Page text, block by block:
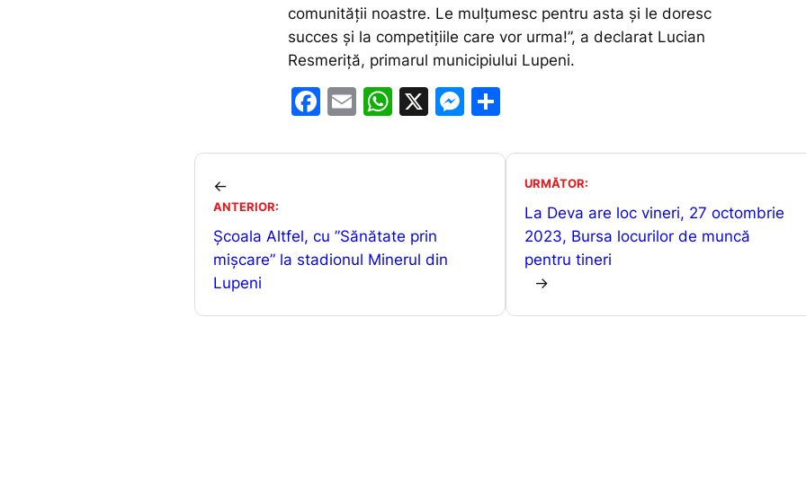
comunității noastre. Le mulțumesc pentru asta și le doresc
succes și la competițiile care vor urma!”, a declarat Lucian
Resmeriță, primarul municipiului Lupeni.
F
c
o
o
E
ai
W
at
p
p
X
M
s ta
←
ANTERIOR:
Școala Altfel, cu ”Sănătate prin
mișcare” la stadionul Minerul din
Lupeni
URMĂTOR:
La Deva are loc vineri, 27 octombrie
2023, Bursa locurilor de muncă
pentru tineri
→